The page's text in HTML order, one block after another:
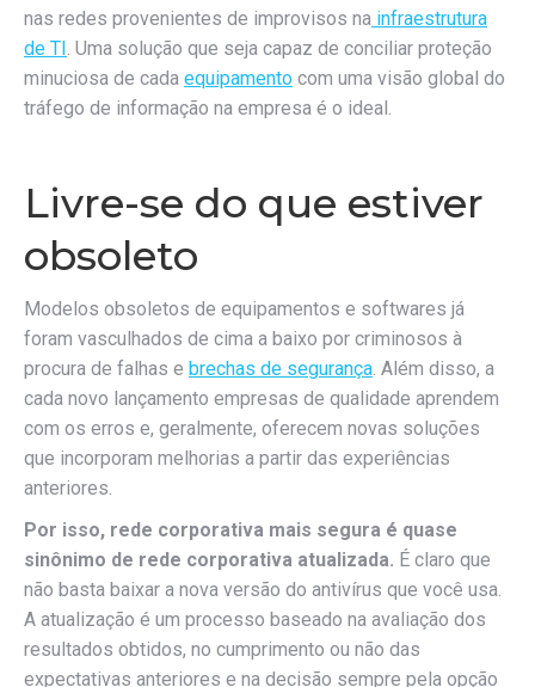
nas redes provenientes de improvisos na infraestrutura
de TI. Uma solução que seja capaz de conciliar proteção
minuciosa de cada equipamento com uma visão global do
tráfego de informação na empresa é o ideal.
Livre-se do que estiver
obsoleto
Modelos obsoletos de equipamentos e softwares já
foram vasculhados de cima a baixo por criminosos à
procura de falhas e brechas de segurança. Além disso, a
cada novo lançamento empresas de qualidade aprendem
com os erros e, geralmente, oferecem novas soluções
que incorporam melhorias a partir das experiências
anteriores.
Por isso, rede corporativa mais segura é quase
sinônimo de rede corporativa atualizada. É claro que
não basta baixar a nova versão do antivírus que você usa.
A atualização é um processo baseado na avaliação dos
resultados obtidos, no cumprimento ou não das
expectativas anteriores e na decisão sempre pela opção